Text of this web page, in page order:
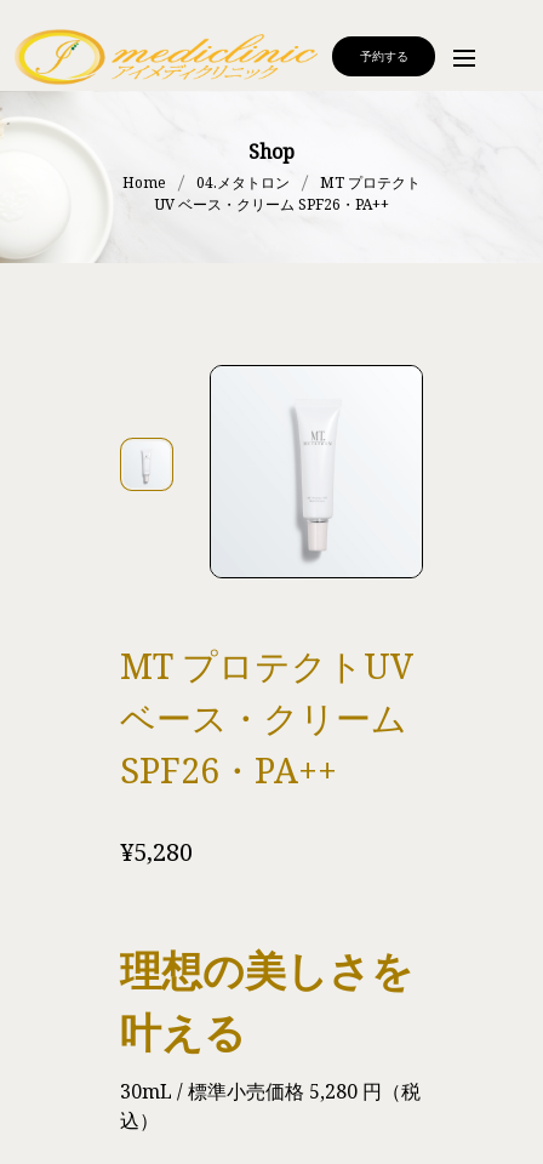
予約する
Shop
Home 04.メタトロン
MT プロテクト
UV ベース・クリーム SPF26・PA++
MT プロテクトUV
ベース・クリーム
SPF26・PA++
¥5,280
理想の美しさを
叶える
30mL / 標準小売価格 5,280 円（税
込）